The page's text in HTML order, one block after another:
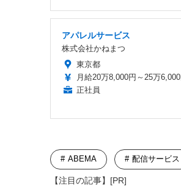
アパレルサービス
株式会社かねまつ
東京都
月給20万8,000円～25万6,000
正社員
ABEMA 配信サービス
【注目の記事】[PR]